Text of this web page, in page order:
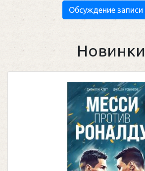
Обсуждение записи
Новинки